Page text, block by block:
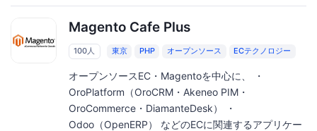
Magento Cafe Plus
100人 東京 PHP オープンソース ECテクノロジー
オープンソースEC・Magentoを中心に、 ・
OroPlatform（OroCRM・Akeneo PIM・
OroCommerce・DiamanteDesk） ・
Odoo（OpenERP） などのECに関連するアプリケー